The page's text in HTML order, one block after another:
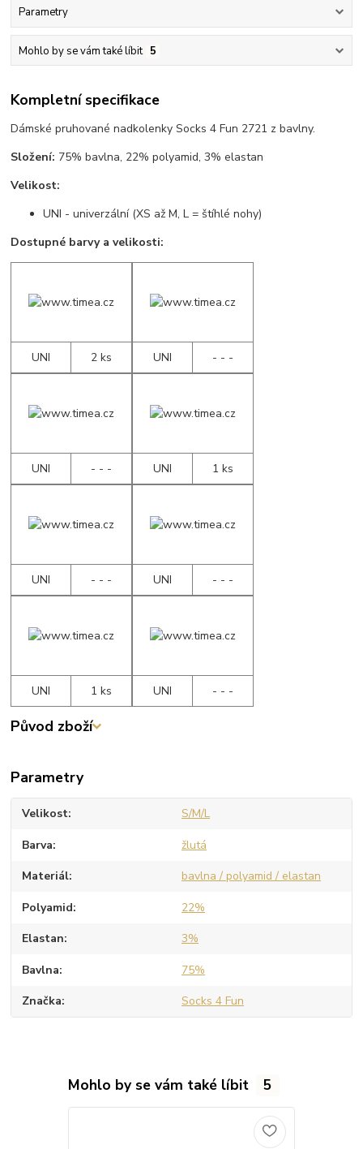
Parametry
Mohlo by se vám také líbit 5
Kompletní specifikace
Dámské pruhované nadkolenky Socks 4 Fun 2721 z bavlny.
Složení: 75% bavlna, 22% polyamid, 3% elastan
Velikost:
UNI - univerzální (XS až M, L = štíhlé nohy)
Dostupné barvy a velikosti:
UNI 2 ks UNI - - -
UNI - - - UNI 1 ks
UNI - - - UNI - - -
UNI 1 ks UNI - - -
Původ zboží
Parametry
Velikost S/M/L
Barva žlutá
Materiál bavlna / polyamid / elastan
Polyamid 22%
Elastan 3%
Bavlna 75%
Značka Socks 4 Fun
Mohlo by se vám také líbit 5